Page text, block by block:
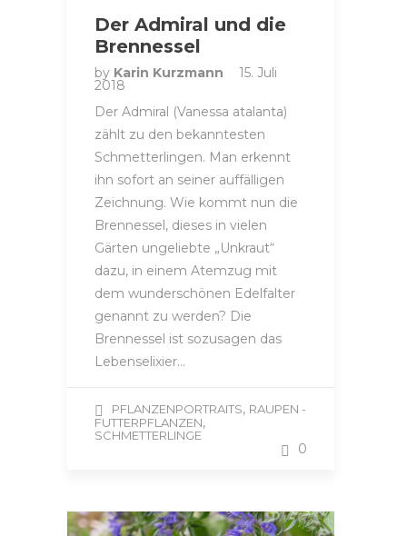
Der Admiral und die
Brennessel
by Karin Kurzmann 15. Juli
2018
Der Admiral (Vanessa atalanta)
zählt zu den bekanntesten
Schmetterlingen. Man erkennt
ihn sofort an seiner auffälligen
Zeichnung. Wie kommt nun die
Brennessel, dieses in vielen
Gärten ungeliebte „Unkraut“
dazu, in einem Atemzug mit
dem wunderschönen Edelfalter
genannt zu werden? Die
Brennessel ist sozusagen das
Lebenselixier…
PFLANZENPORTRAITS, RAUPEN -
FUTTERPFLANZEN,
SCHMETTERLINGE
0